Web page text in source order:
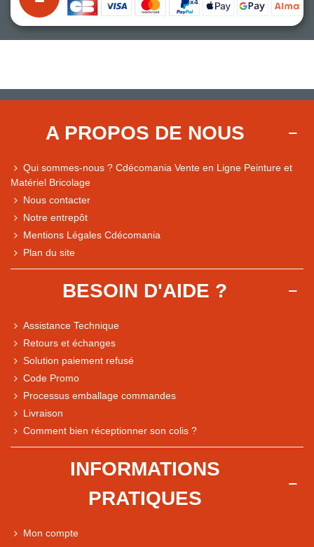
Comparaison des performances du magasin
Express, Chez vous, Point relais, Retrait magasin
A PROPOS DE NOUS
Qui sommes-nous ? Cdécomania Vente en Ligne Peinture et
Matériel Bricolage
Nous contacter
Notre entrepôt
Mentions Légales Cdécomania
Plan du site
BESOIN D'AIDE ?
Assistance Technique
Retours et échanges
Solution paiement refusé
Code Promo
Processus emballage commandes
Livraison
Comment bien réceptionner son colis ?
INFORMATIONS
PRATIQUES
Mon compte